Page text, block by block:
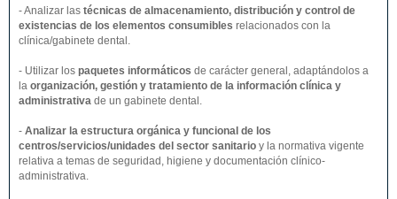
- Analizar las técnicas de almacenamiento, distribución y control de
existencias de los elementos consumibles relacionados con la
clínica/gabinete dental.
- Utilizar los paquetes informáticos de carácter general, adaptándolos a
la organización, gestión y tratamiento de la información clínica y
administrativa de un gabinete dental.
- Analizar la estructura orgánica y funcional de los
centros/servicios/unidades del sector sanitario y la normativa vigente
relativa a temas de seguridad, higiene y documentación clínico-
administrativa.